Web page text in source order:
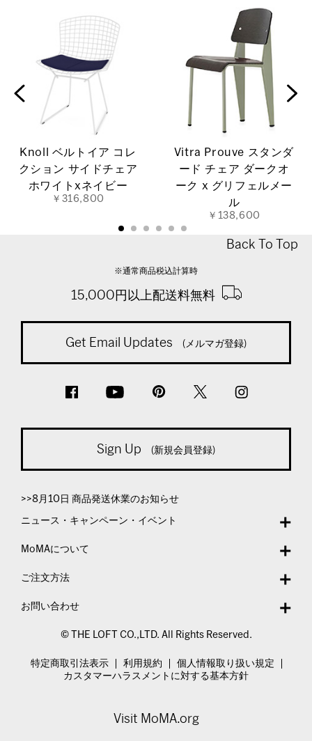
Knoll ベルトイア コレ
クション サイドチェア
ホワイトxネイビー
￥316,800
Vitra Prouve スタンダ
ード チェア ダークオ
ーク x グリフェルメー
ル
￥138,600
Back To Top
※通常商品税込計算時
15,000円以上配送料無料
Get Email Updates (メルマガ登録)
Sign Up (新規会員登録)
>>8月10日 商品発送休業のお知らせ
ニュース・キャンペーン・イベント
MoMAについて
ご注文方法
お問い合わせ
© THE LOFT CO.,LTD. All Rights Reserved.
特定商取引法表示 利用規約
個人情報取り扱い規定
カスタマーハラスメントに対する基本方針
Visit MoMA.org